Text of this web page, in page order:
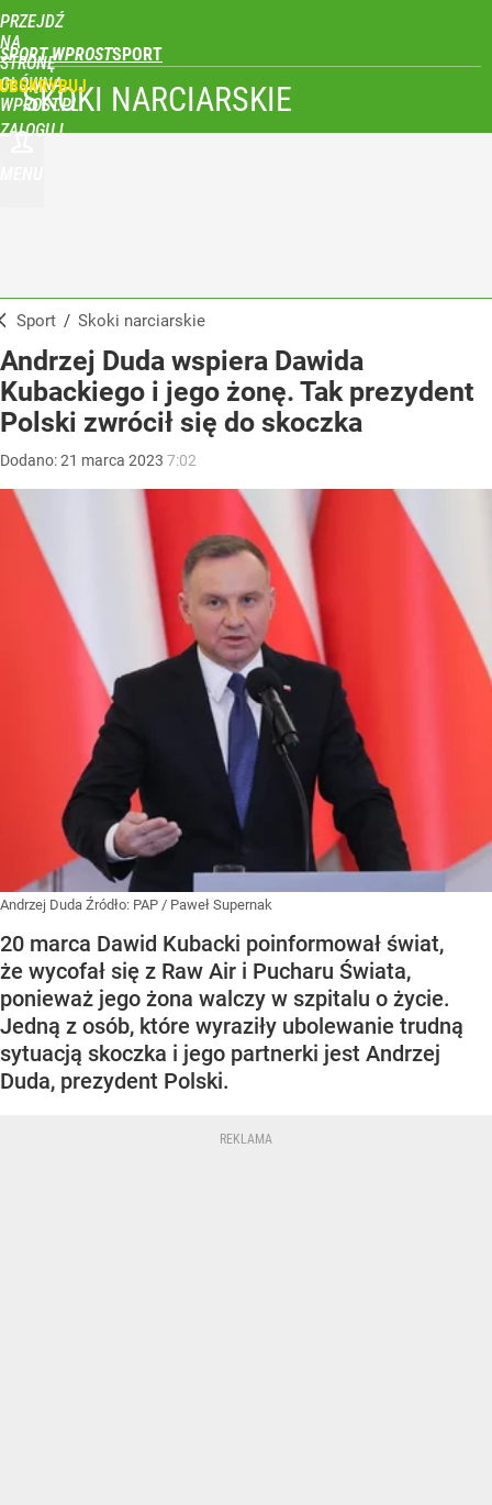
PRZEJDŹ
NA
STRONĘ
GŁÓWNĄ
WPROST.PL
SPORT WPROST
ZALOGUJ
SKOKI NARCIARSKIE
Sport / Skoki narciarskie
Andrzej Duda wspiera Dawida
Kubackiego i jego żonę. Tak prezydent
Polski zwrócił się do skoczka
Dodano:21 marca 2023 7:02
Andrzej Duda Źródło: PAP / Paweł Supernak
20 marca Dawid Kubacki poinformował świat,
że wycofał się z Raw Air i Pucharu Świata,
ponieważ jego żona walczy w szpitalu o życie.
Jedną z osób, które wyraziły ubolewanie trudną
sytuacją skoczka i jego partnerki jest Andrzej
Duda, prezydent Polski.